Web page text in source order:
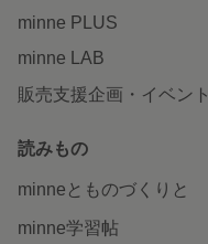
minne PLUS
minne LAB
販売支援企画・イベント
読みもの
minneとものづくりと
minne学習帖